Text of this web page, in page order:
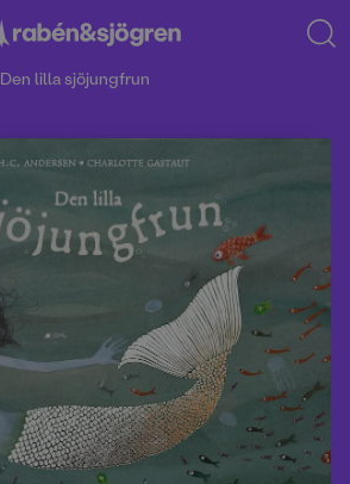
Den lilla sjöjungfrun